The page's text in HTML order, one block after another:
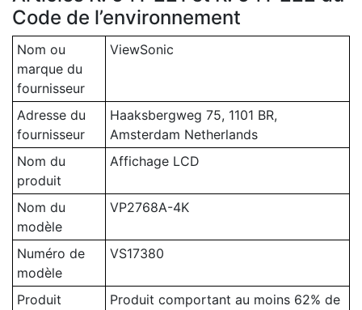
Code de l’environnement
Nom ou
marque du
fournisseur
ViewSonic
Adresse du
fournisseur
Haaksbergweg 75, 1101 BR,
Amsterdam Netherlands
Nom du
produit
Affichage LCD
Nom du
modèle
VP2768A-4K
Numéro de
modèle
VS17380
Produit
Produit comportant au moins 62% de